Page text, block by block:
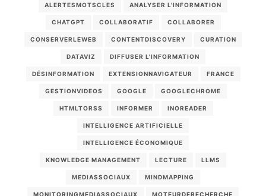
ALERTESMOTSCLES ANALYSER L'INFORMATION
CHATGPT COLLABORATIF COLLABORER
CONSERVERLEWEB CONTENTDISCOVERY CURATION
DATAVIZ DIFFUSER L'INFORMATION
DÉSINFORMATION EXTENSIONNAVIGATEUR FRANCE
GESTIONVIDEOS GOOGLE GOOGLECHROME
HTMLTORSS INFORMER INOREADER
INTELLIGENCE ARTIFICIELLE
INTELLIGENCE ÉCONOMIQUE
KNOWLEDGE MANAGEMENT LECTURE LLMS
MEDIASSOCIAUX MINDMAPPING
MONITORINGMEDIASSOCIAUX MOTEURDERECHERCHE